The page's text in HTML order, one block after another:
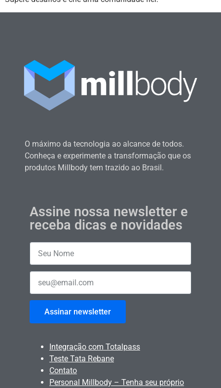
O máximo da tecnologia ao alcance de todos.
Conheça e experimente a transformação que os
produtos Millbody tem trazido ao Brasil.
Assine nossa newsletter e
receba dicas e novidades
Assinar newsletter
Integração com Totalpass
Teste Tata Rebane
Contato
Personal Millbody – Tenha seu próprio